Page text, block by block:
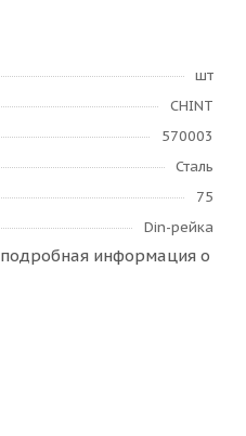
шт
CHINT
570003
Сталь
75
Din-рейка
информация о